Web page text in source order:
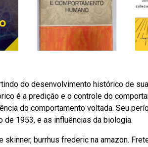
do desenvolvimento histórico de
é a predição e o controle do
do comportamento voltada. Seu
de 1953, e as influências da biologia.
burrhus frederic na amazon.